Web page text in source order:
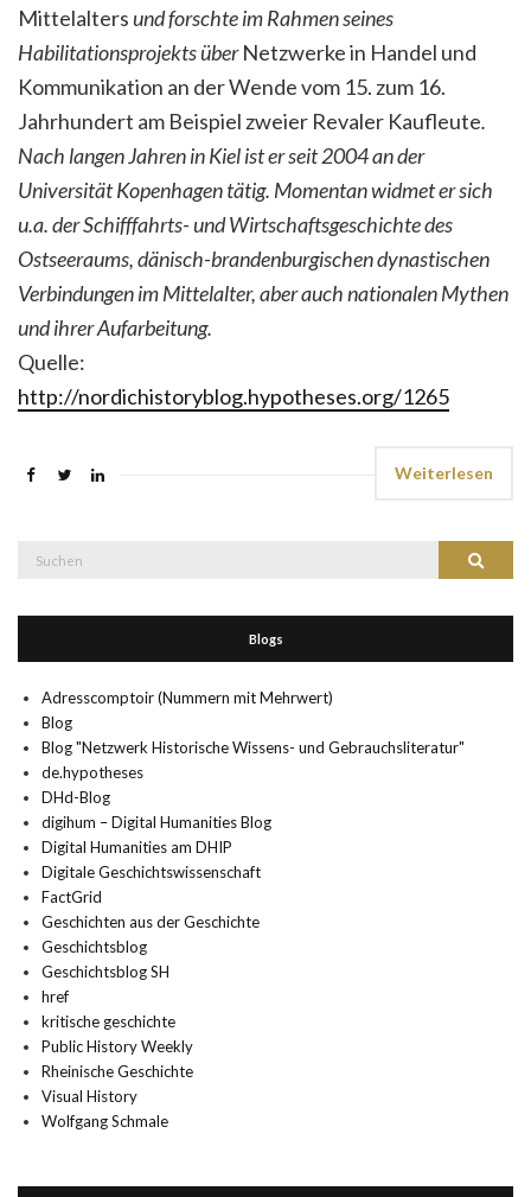
Mittelaltersund forschte im Rahmen seines
Habilitationsprojekts überNetzwerke in Handel und
Kommunikation an der Wende vom 15. zum 16.
Jahrhundert am Beispiel zweier Re­valer Kaufleute.
Nach langen Jahren in Kiel ist er seit 2004 an der
Universität Kopenhagen tätig. Momentan widmet er sich
u.a. der Schifffahrts- und Wirtschaftsgeschichte des
Ostseeraums, dänisch-brandenburgischen dynastischen
Verbindungen im Mittelalter, aber auch nationalen Mythen
und ihrer Aufarbeitung.
Quelle:
http://nordichistoryblog.hypotheses.org/1265
Weiterlesen
Suchen
Blogs
Adresscomptoir (Nummern mit Mehrwert)
Blog
Blog "Netzwerk Historische Wissens- und Gebrauchsliteratur"
de.hypotheses
DHd-Blog
digihum – Digital Humanities Blog
Digital Humanities am DHIP
Digitale Geschichtswissenschaft
FactGrid
Geschichten aus der Geschichte
Geschichtsblog
Geschichtsblog SH
href
kritische geschichte
Public History Weekly
Rheinische Geschichte
Visual History
Wolfgang Schmale